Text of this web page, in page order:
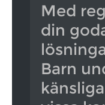
Med
din
Barn